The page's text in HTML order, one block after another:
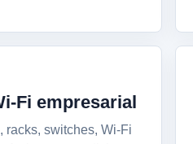
Fi empresarial
racks, switches, Wi-Fi